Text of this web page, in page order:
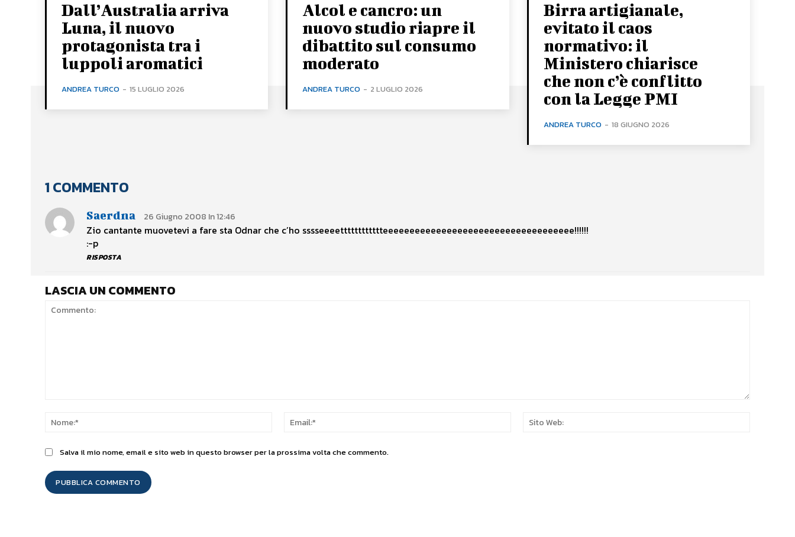
Dall’Australia arriva
Luna, il nuovo
protagonista tra i
luppoli aromatici
ANDREA TURCO - 15 LUGLIO 2026
Alcol e cancro: un
nuovo studio riapre il
dibattito sul consumo
moderato
ANDREA TURCO - 2 LUGLIO 2026
Birra artigianale,
evitato il caos
normativo: il
Ministero chiarisce
che non c’è conflitto
con la Legge PMI
ANDREA TURCO - 18 GIUGNO 2026
1 COMMENTO
Saerdna 26 Giugno 2008 In 12:46
Zio cantante muovetevi a fare sta Odnar che c’ho sssseeeetttttttttttteeeeeeeeeeeeeeeeeeeeeeeeeeeeeeeeeeee!!!!!!
:-p
RISPOSTA
LASCIA UN COMMENTO
Nome:*
Email:*
Salva il mio nome, email e sito web in questo browser per la prossima volta che commento.